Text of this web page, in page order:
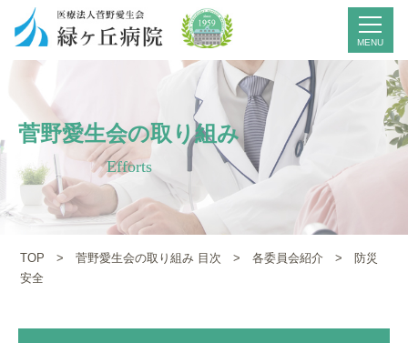
菅野愛生会の取り組み
Efforts
TOP >菅野愛生会の取り組み 目次 >各委員会紹介 > 防災
安全